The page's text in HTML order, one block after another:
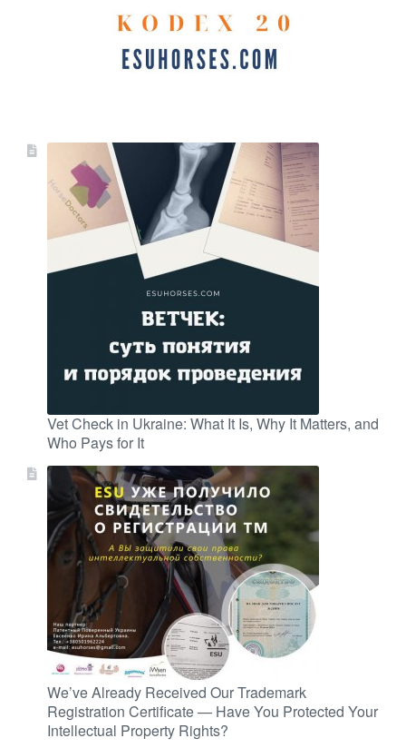
Vet Check in Ukraine: What It Is, Why It Matters, and
Who Pays for It
We’ve Already Received Our Trademark
Registration Certificate — Have You Protected Your
Intellectual Property Rights?